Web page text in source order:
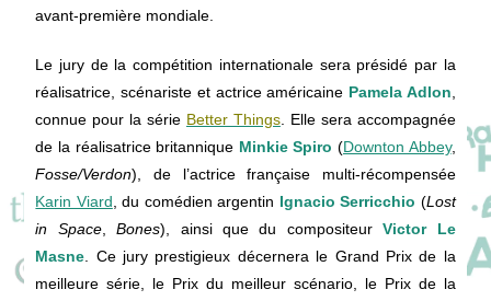
avant-première mondiale.
Le jury de la compétition internationale sera présidé par la
réalisatrice, scénariste et actrice américaine Pamela Adlon
connue pour la série Better Things. Elle sera accompagnée
de la réalisatrice britannique Minkie Spiro (Downton Abbey,
Fosse/Verdon), de l’actrice française multi-récompensée
Karin Viard , du comédien argentin Ignacio Serricchio (Lost
in Space,Bones), ainsi que du compositeurVictor Le
Masne . Ce jury prestigieux décernera le Grand Prix de la
meilleure série, le Prix du meilleur scénario, le Prix de la